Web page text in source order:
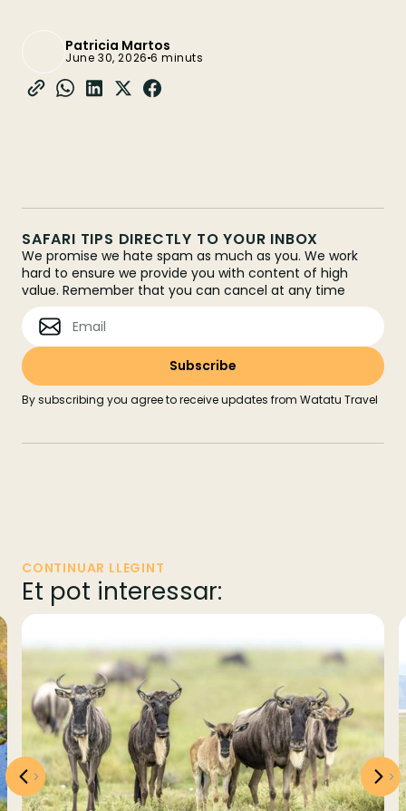
Patricia Martos
June 30, 2026 6 minuts
SAFARI TIPS DIRECTLY TO YOUR INBOX
We promise we hate spam as much as you. We work
hard to ensure we provide you with content of high
value. Remember that you can cancel at any time
By subscribing you agree to receive updates from Watatu Travel
CONTINUAR LLEGINT
Et pot interessar: